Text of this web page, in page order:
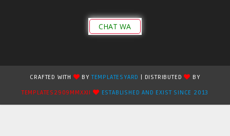
CHAT WA
CRAFTED WITH BYTEMPLATESYARD | DISTRIBUTED
BY
TEMPLATES2909MMXXII
ESTABLISHED AND EXIST SINCE 2013